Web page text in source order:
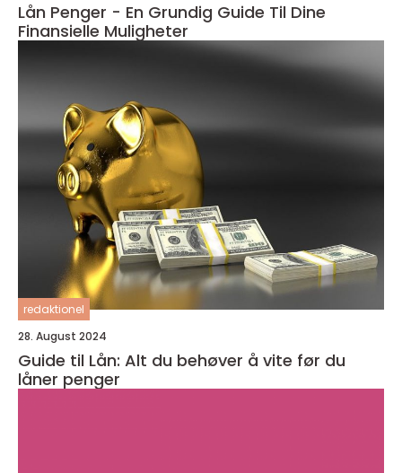
Lån Penger - En Grundig Guide Til Dine
Finansielle Muligheter
redaktionel
28. August 2024
Guide til Lån: Alt du behøver å vite før du
låner penger